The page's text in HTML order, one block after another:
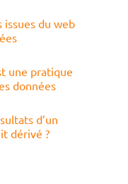
issues du web
une pratique
données
d’un
dérivé ?